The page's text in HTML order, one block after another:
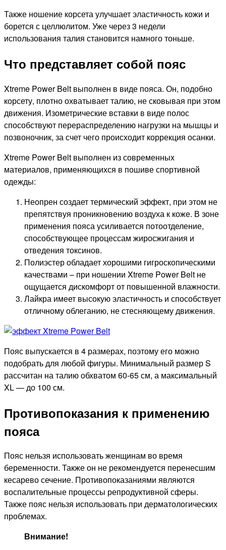
Также ношение корсета улучшает эластичность кожи и
борется с целлюлитом. Уже через 3 недели
использования талия становится намного тоньше.
Что представляет собой пояс
Xtreme Power Belt выполнен в виде пояса. Он, подобно
корсету, плотно охватывает талию, не сковывая при этом
движения. Изометрические вставки в виде полос
способствуют перераспределению нагрузки на мышцы и
позвоночник, за счет чего происходит коррекция осанки.
Xtreme Power Belt выполнен из современных
материалов, применяющихся в пошиве спортивной
одежды:
Неопрен создает термический эффект, при этом не
препятствуя проникновению воздуха к коже. В зоне
применения пояса усиливается потоотделение,
способствующее процессам жиросжигания и
отведения токсинов.
Полиэстер обладает хорошими гигроскопическими
качествами – при ношении Xtreme Power Belt не
ощущается дискомфорт от повышенной влажности.
Лайкра имеет высокую эластичность и способствует
отличному облеганию, не стесняющему движения.
Пояс выпускается в 4 размерах, поэтому его можно
подобрать для любой фигуры. Минимальный размер S
рассчитан на талию обхватом 60-65 см, а максимальный
XL — до 100 см.
Противопоказания к применению
пояса
Пояс нельзя использовать женщинам во время
беременности. Также он не рекомендуется перенесшим
кесарево сечение. Противопоказаниями являются
воспалительные процессы репродуктивной сферы.
Также пояс нельзя использовать при дерматологических
проблемах.
Внимание!